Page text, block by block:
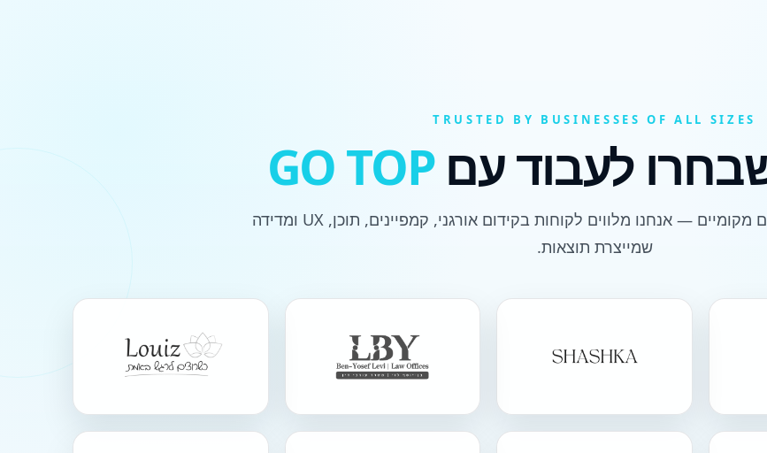
TRUSTED BY BUSINESSES OF ALL SIZES
לעבוד עםGO TOP
מאתרי איקומרס ועד עסקים מקומיים — אנחנו מלווים לקוחות בקידום אורגני, קמפיינים, תוכן, UX ומדידה
שמייצרת תוצאות.